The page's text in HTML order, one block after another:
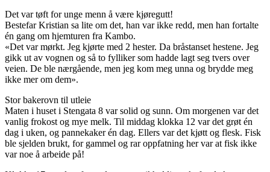
Det var tøft for unge menn å være kjøregutt!
Bestefar Kristian sa lite om det, han var ikke redd, men han fortalte
én gang om hjemturen fra Kambo.
«Det var mørkt. Jeg kjørte med 2 hester. Da bråstanset hestene. Jeg
gikk ut av vognen og så to fylliker som hadde lagt seg tvers over
veien. De ble nærgående, men jeg kom meg unna og brydde meg
ikke mer om dem».
Stor bakerovn til utleie
Maten i huset i Stengata 8 var solid og sunn. Om morgenen var det
vanlig frokost og mye melk. Til middag klokka 12 var det grøt én
dag i uken, og pannekaker én dag. Ellers var det kjøtt og flesk. Fisk
ble sjelden brukt, for gammel og rar oppfatning her var at fisk ikke
var noe å arbeide på!